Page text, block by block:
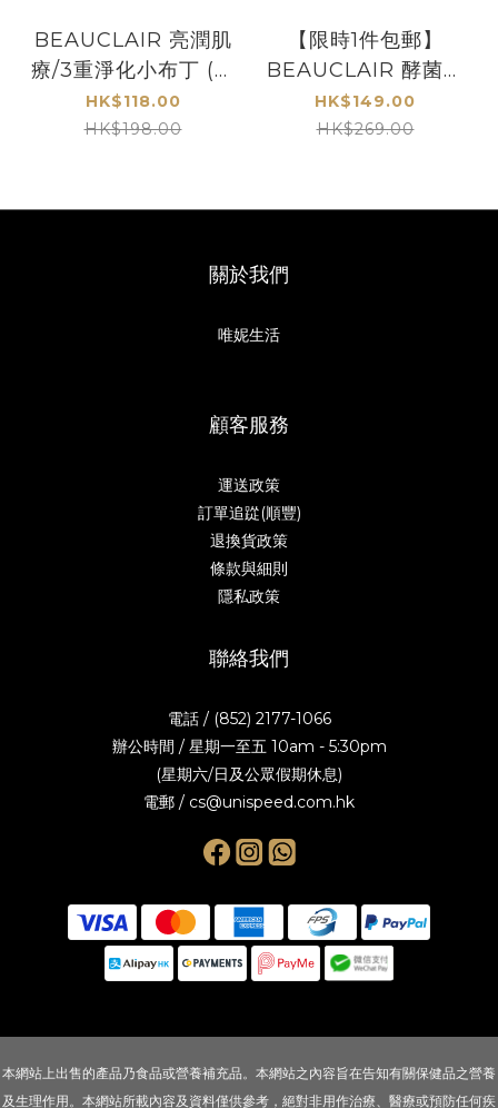
BEAUCLAIR 亮潤肌
療/3重淨化小布丁 (任
選1款)
HK$118.00
HK$198.00
【限時1件包郵】
BEAUCLAIR 酵菌肌
循環面膜 100G
HK$149.00
HK$269.00
關於我們
唯妮生活
顧客服務
運送政策
訂單追踨(順豐)
退換貨政策
條款與細則
隱私政策
聯絡我們
電話 / (852) 2177-1066
辦公時間 / 星期一至五 10am - 5:30pm
(星期六/日及公眾假期休息)
電郵 / cs@unispeed.com.hk
本網站上出售的產品乃食品或營養補充品。本網站之內容旨在告知有關保健品之營養
及生理作用。本網站所載內容及資料僅供參考，絕對非用作治療、醫療或預防任何疾